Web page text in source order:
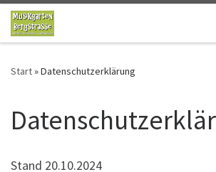
Zum Inhalt springen
Start»Datenschutzerklärung
Stand 20.10.2024